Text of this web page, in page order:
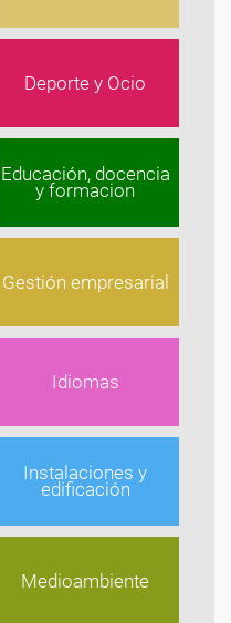
Deporte y Ocio
Educación, docencia
y formacion
Gestión empresarial
Idiomas
Instalaciones y
edificación
Medioambiente